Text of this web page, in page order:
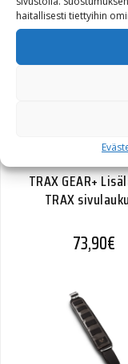
haitallisesti tiettyihin
TRAX ADV
Honda CBF 1000
TRAX GEAR+
TRAX
73,90€